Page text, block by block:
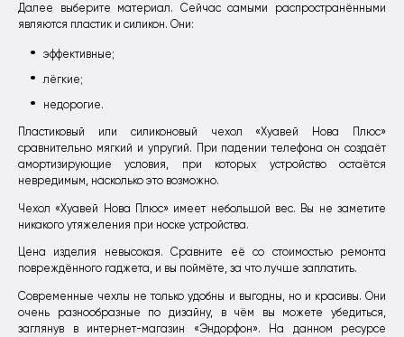
Далее выберите материал. Сейчас самыми распространёнными
являются пластик и силикон. Они:
эффективные;
лёгкие;
недорогие.
Пластиковый или силиконовый чехол «Хуавей Нова Плюс»
сравнительно мягкий и упругий. При падении телефона он создаёт
амортизирующие условия, при которых устройство остаётся
невредимым, насколько это возможно.
Чехол «Хуавей Нова Плюс» имеет небольшой вес. Вы не заметите
никакого утяжеления при носке устройства.
Цена изделия невысокая. Сравните её со стоимостью ремонта
повреждённого гаджета, и вы поймёте, за что лучше заплатить.
Современные чехлы не только удобны и выгодны, но и красивы. Они
очень разнообразные по дизайну, в чём вы можете убедиться,
заглянув в интернет-магазин «Эндорфон». На данном ресурсе